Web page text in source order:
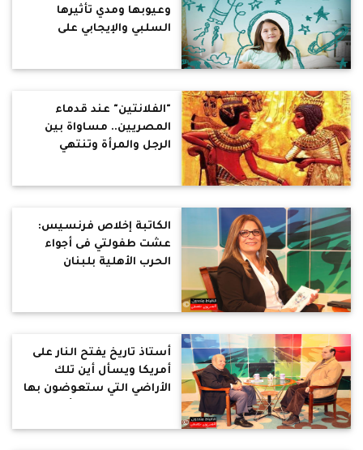
وعيوبها ومدي تأثيرها
السلبي والإيجابي على
"الفلانتين" عند قدماء
المصريين.. مساواة بين
الرجل والمرأة وتنتهي
الكاتبة إخلاص فرنسيس:
عشت طفولتي فى أجواء
الحرب الأهلية بلبنان
أستاذ تاريخ يفتح النار على
أمريكا ويسأل أين تلك
الأراضي التي ستعوضون بها